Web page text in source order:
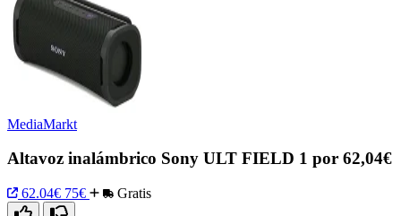
MediaMarkt
Altavoz inalámbrico Sony ULT FIELD 1 por 62,04€
62.04€ 75€ Gratis